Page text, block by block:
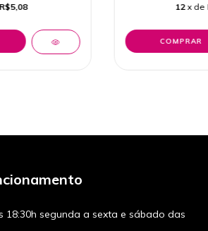
R$5,08 12 x de
COMPRAR
18:30h segunda a sexta e sábado das